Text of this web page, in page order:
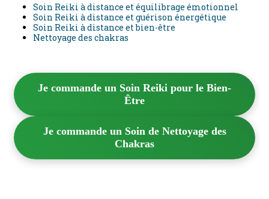
Soin Reiki à distance et équilibrage émotionnel
Soin Reiki à distance et guérison énergétique
Soin Reiki à distance et bien-être
Nettoyage des chakras